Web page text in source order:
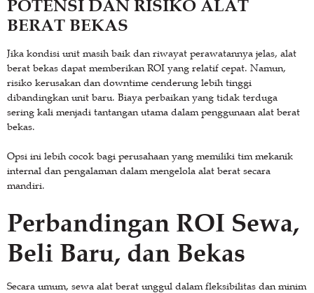
POTENSI DAN RISIKO ALAT
BERAT BEKAS
Jika kondisi unit masih baik dan riwayat perawatannya jelas, alat
berat bekas dapat memberikan ROI yang relatif cepat. Namun,
risiko kerusakan dan downtime cenderung lebih tinggi
dibandingkan unit baru. Biaya perbaikan yang tidak terduga
sering kali menjadi tantangan utama dalam penggunaan alat berat
bekas.
Opsi ini lebih cocok bagi perusahaan yang memiliki tim mekanik
internal dan pengalaman dalam mengelola alat berat secara
mandiri.
Perbandingan ROI Sewa,
Beli Baru, dan Bekas
Secara umum, sewa alat berat unggul dalam fleksibilitas dan minim